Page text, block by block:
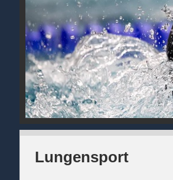
Lungensport